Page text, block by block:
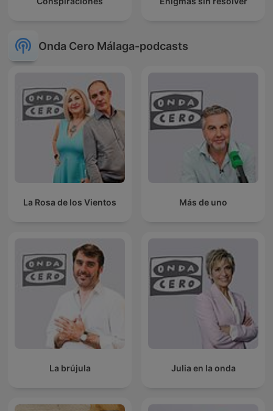
Onda Cero Málaga-podcasts
La Rosa de los Vientos Más de uno
La brújula Julia en la onda